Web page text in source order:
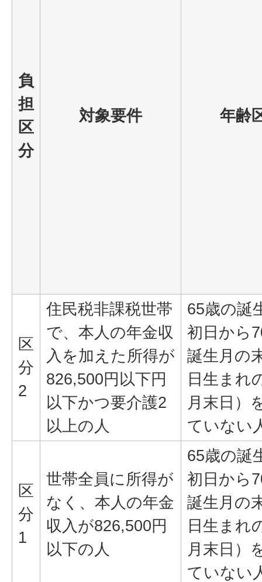
負
担
区
分
対象要件 年齢
区
分
2
住民税非課税世帯
で、本人の年金収
入を加えた所得が
826,500円以下円
以下かつ要介護2
以上の人
65歳の誕
初日から
誕生月の
日生まれ
月末日）
ていない
区
分
1
世帯全員に所得が
なく、本人の年金
収入が826,500円
以下の人
65歳の誕
初日から
誕生月の
日生まれ
月末日）
ていない